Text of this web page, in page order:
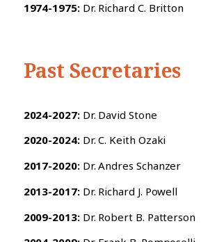
1974-1975:Dr. Richard C. Britton
Past Secretaries
2024-2027:Dr. David Stone
2020-2024:Dr. C. Keith Ozaki
2017-2020:Dr. Andres Schanzer
2013-2017:Dr. Richard J. Powell
2009-2013:Dr. Robert B. Patterson